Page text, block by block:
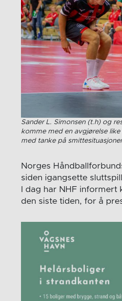
Sander L. Simonsen (t.h) og
komme med en avgjørelse
med tanke på
Norges
siden igangsette
I dag har NHF
den siste tiden, for å